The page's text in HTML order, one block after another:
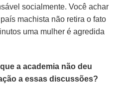
socialmente. Você achar
machista não retira o fato
uma mulher é agredida
a academia não deu
a essas discussões?